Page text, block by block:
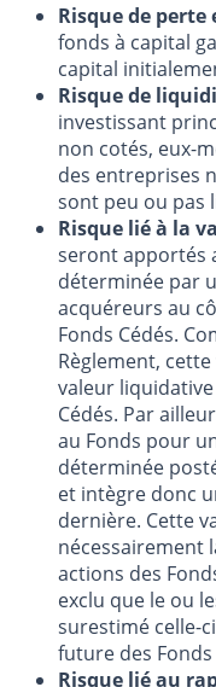
Risque de perte
fonds à capital
capital
Risque de
investissant
non cotés, eux-
des entreprises
sont peu ou pas
Risque lié à la
seront apportés
déterminée par
acquéreurs au
Fonds Cédés.
Règlement,
valeur
Cédés. Par
au Fonds pour
déterminée
et intègre donc
dernière. Cette
nécessairement
actions des
exclu que le ou
surestimé celle-
future des Fonds
Risque lié au